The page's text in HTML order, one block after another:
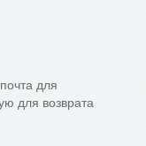
для
для возврата